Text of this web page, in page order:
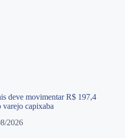
deve movimentar R$ 197,4
varejo capixaba
2026